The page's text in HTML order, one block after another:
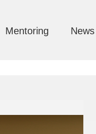
Mentoring News